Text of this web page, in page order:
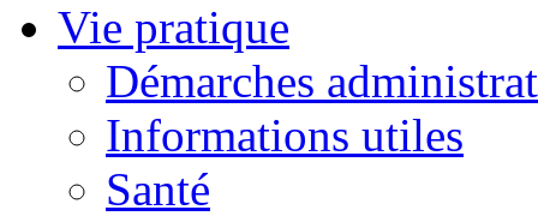
Vie pratique
Démarches
Informations utiles
Santé